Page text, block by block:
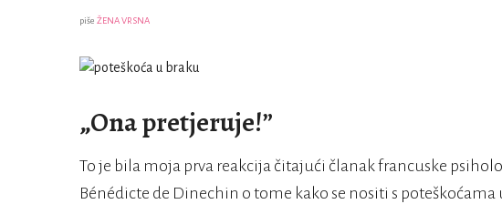
piše ŽENA VRSNA
„Ona pretjeruje!”
To je bila moja prva reakcija čitajući članak francuske
Bénédicte de Dinechin o tome kako se nositi s